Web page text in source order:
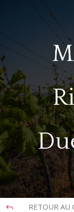
J RETOUR AU